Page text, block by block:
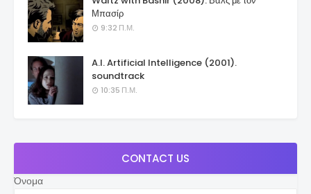
Μπασίρ
9:32 Π.Μ.
A.I. Artificial Intelligence (2001).
soundtrack
10:35 Π.Μ.
CONTACT US
Όνομα